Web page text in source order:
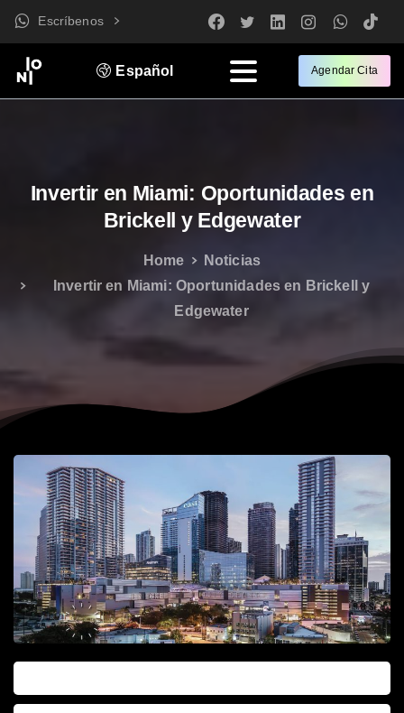
Escríbenos
Español Agendar Cita
Invertir en Miami: Oportunidades en
Brickell y Edgewater
Home
Noticias
Invertir en Miami: Oportunidades en Brickell y
Edgewater